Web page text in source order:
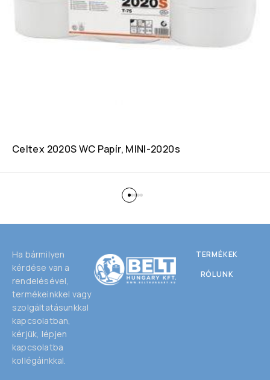
Celtex 2020S WC Papír, MINI-2020s
Ha bármilyen
kérdése van a
rendelésével,
termékeinkkel vagy
szolgáltatásunkkal
kapcsolatban,
kérjük, lépjen
kapcsolatba
kollégáinkkal.
TERMÉKEK
RÓLUNK